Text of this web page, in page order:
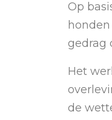
Op
gedrag
Het
de